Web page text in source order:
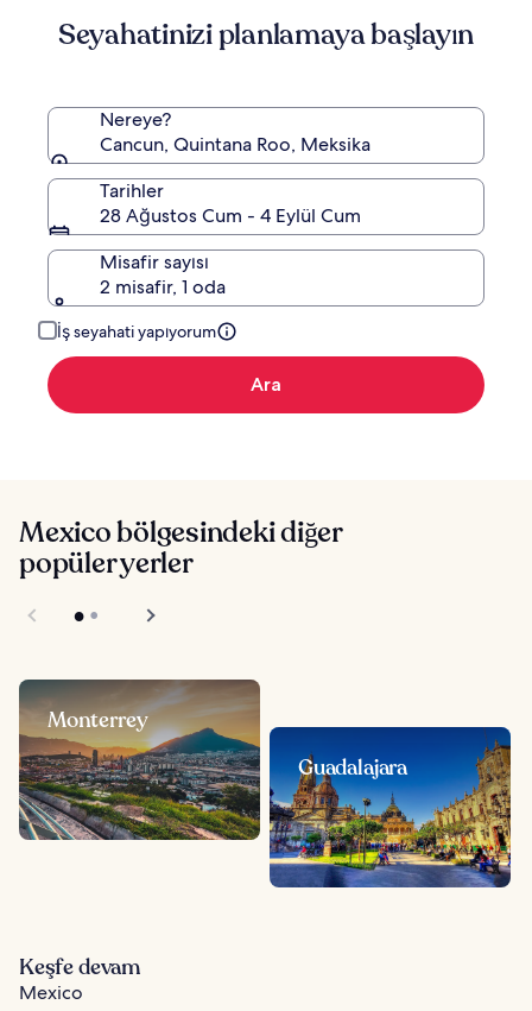
Seyahatinizi planlamaya başlayın
Nereye?
Cancun, Quintana Roo, Meksika
Tarihler
28 Ağustos Cum - 4 Eylül Cum
Misafir sayısı
2 misafir, 1 oda
İş seyahati yapıyorum
Ara
Mexico bölgesindeki diğer
popüler yerler
Monterrey
Guadalajara
Keşfe devam
Mexico